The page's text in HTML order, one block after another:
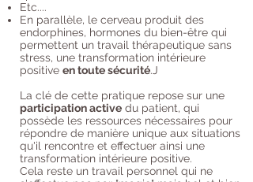
Etc....
En parallèle, le cerveau produit des
endorphines, hormones du bien-être qui
permettent un travail thérapeutique sans
stress, une transformation intérieure
positive en toute sécurité.J
La clé de cette pratique repose sur une
participation active du patient, qui
possède les ressources nécessaires pour
répondre de manière unique aux situations
qu'il rencontre et effectuer ainsi une
transformation intérieure positive.
Cela reste un travail personnel qui ne